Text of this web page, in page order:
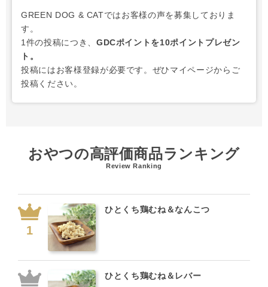
GREEN DOG & CATではお客様の声を募集しておりま
す。
1件の投稿につき、 GDCポイントを10ポイントプレゼン
ト。
投稿にはお客様登録が必要です。ぜひマイページからご
投稿ください。
おやつの高評価商品ランキング
Review Ranking
ひとくち鶏むね＆なんこつ
ひとくち鶏むね＆レバー